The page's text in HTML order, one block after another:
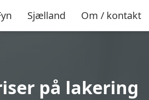
Sjælland Om / kontakt
på lakering